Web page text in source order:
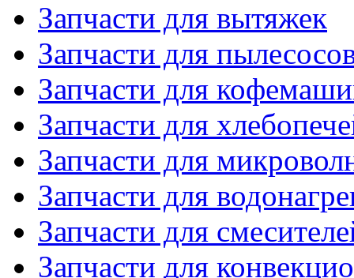
Запчасти для вытяжек
Запчасти для
Запчасти для
Запчасти для
Запчасти для
Запчасти для
Запчасти для
Запчасти для